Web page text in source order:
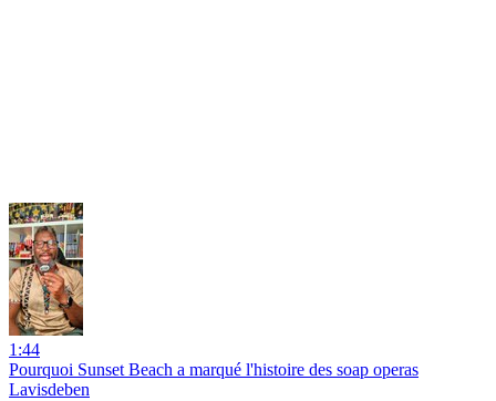
1:44
Pourquoi Sunset Beach a marqué l'histoire des soap operas
Lavisdeben